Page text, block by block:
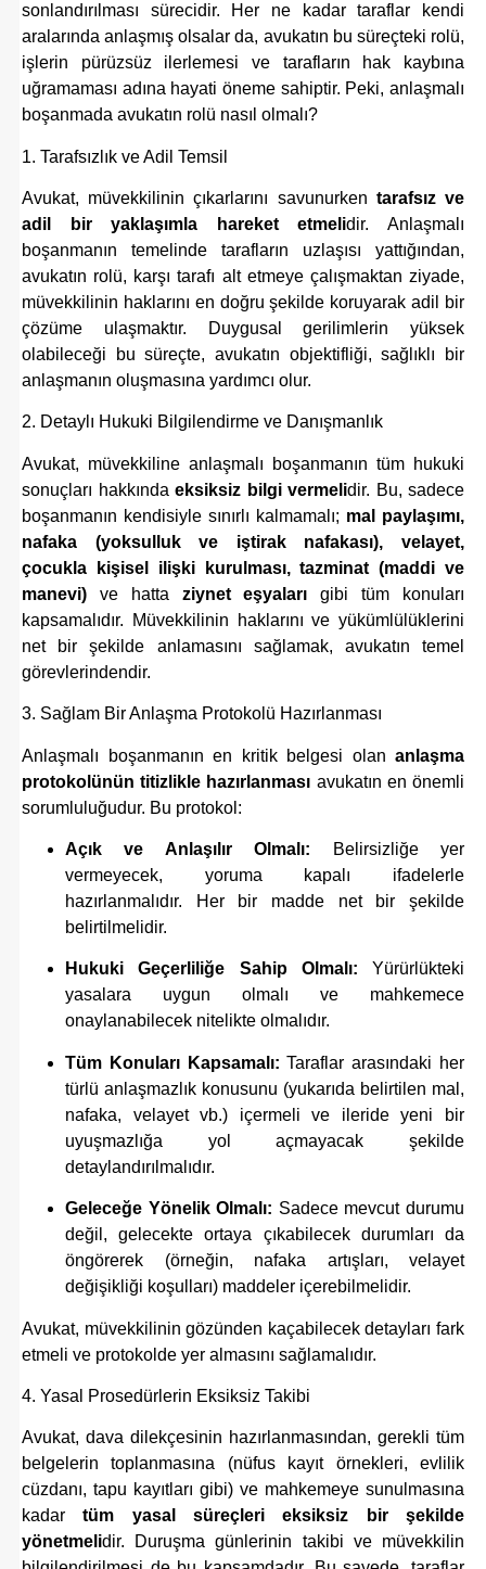
sonlandırılması sürecidir. Her ne kadar taraflar kendi
aralarında anlaşmış olsalar da, avukatın bu süreçteki rolü,
işlerin pürüzsüz ilerlemesi ve tarafların hak kaybına
uğramaması adına hayati öneme sahiptir. Peki, anlaşmalı
boşanmada avukatın rolü nasıl olmalı?
1. Tarafsızlık ve Adil Temsil
Avukat, müvekkilinin çıkarlarını savunurken tarafsız ve
adil bir yaklaşımla hareket etmelidir. Anlaşmalı
boşanmanın temelinde tarafların uzlaşısı yattığından,
avukatın rolü, karşı tarafı alt etmeye çalışmaktan ziyade,
müvekkilinin haklarını en doğru şekilde koruyarak adil bir
çözüme ulaşmaktır. Duygusal gerilimlerin yüksek
olabileceği bu süreçte, avukatın objektifliği, sağlıklı bir
anlaşmanın oluşmasına yardımcı olur.
2. Detaylı Hukuki Bilgilendirme ve Danışmanlık
Avukat, müvekkiline anlaşmalı boşanmanın tüm hukuki
sonuçları hakkında eksiksiz bilgi vermelidir. Bu, sadece
boşanmanın kendisiyle sınırlı kalmamalı; mal paylaşımı,
nafaka (yoksulluk ve iştirak nafakası), velayet,
çocukla kişisel ilişki kurulması, tazminat (maddi ve
manevi) ve hatta ziynet eşyaları gibi tüm konuları
kapsamalıdır. Müvekkilinin haklarını ve yükümlülüklerini
net bir şekilde anlamasını sağlamak, avukatın temel
görevlerindendir.
3. Sağlam Bir Anlaşma Protokolü Hazırlanması
Anlaşmalı boşanmanın en kritik belgesi olan anlaşma
protokolünün titizlikle hazırlanması avukatın en önemli
sorumluluğudur. Bu protokol:
Açık ve Anlaşılır Olmalı: Belirsizliğe yer
vermeyecek, yoruma kapalı ifadelerle
hazırlanmalıdır. Her bir madde net bir şekilde
belirtilmelidir.
Hukuki Geçerliliğe Sahip Olmalı: Yürürlükteki
yasalara uygun olmalı ve mahkemece
onaylanabilecek nitelikte olmalıdır.
Tüm Konuları Kapsamalı: Taraflar arasındaki her
türlü anlaşmazlık konusunu (yukarıda belirtilen mal,
nafaka, velayet vb.) içermeli ve ileride yeni bir
uyuşmazlığa yol açmayacak şekilde
detaylandırılmalıdır.
Geleceğe Yönelik Olmalı: Sadece mevcut durumu
değil, gelecekte ortaya çıkabilecek durumları da
öngörerek (örneğin, nafaka artışları, velayet
değişikliği koşulları) maddeler içerebilmelidir.
Avukat, müvekkilinin gözünden kaçabilecek detayları fark
etmeli ve protokolde yer almasını sağlamalıdır.
4. Yasal Prosedürlerin Eksiksiz Takibi
Avukat, dava dilekçesinin hazırlanmasından, gerekli tüm
belgelerin toplanmasına (nüfus kayıt örnekleri, evlilik
cüzdanı, tapu kayıtları gibi) ve mahkemeye sunulmasına
kadartüm yasal süreçleri eksiksiz bir şekilde
yönetmelidir. Duruşma günlerinin takibi ve müvekkilin